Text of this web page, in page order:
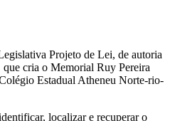
Projeto de Lei, de autoria
cria o Memorial Ruy Pereira
Estadual Atheneu Norte-rio-
localizar e recuperar o